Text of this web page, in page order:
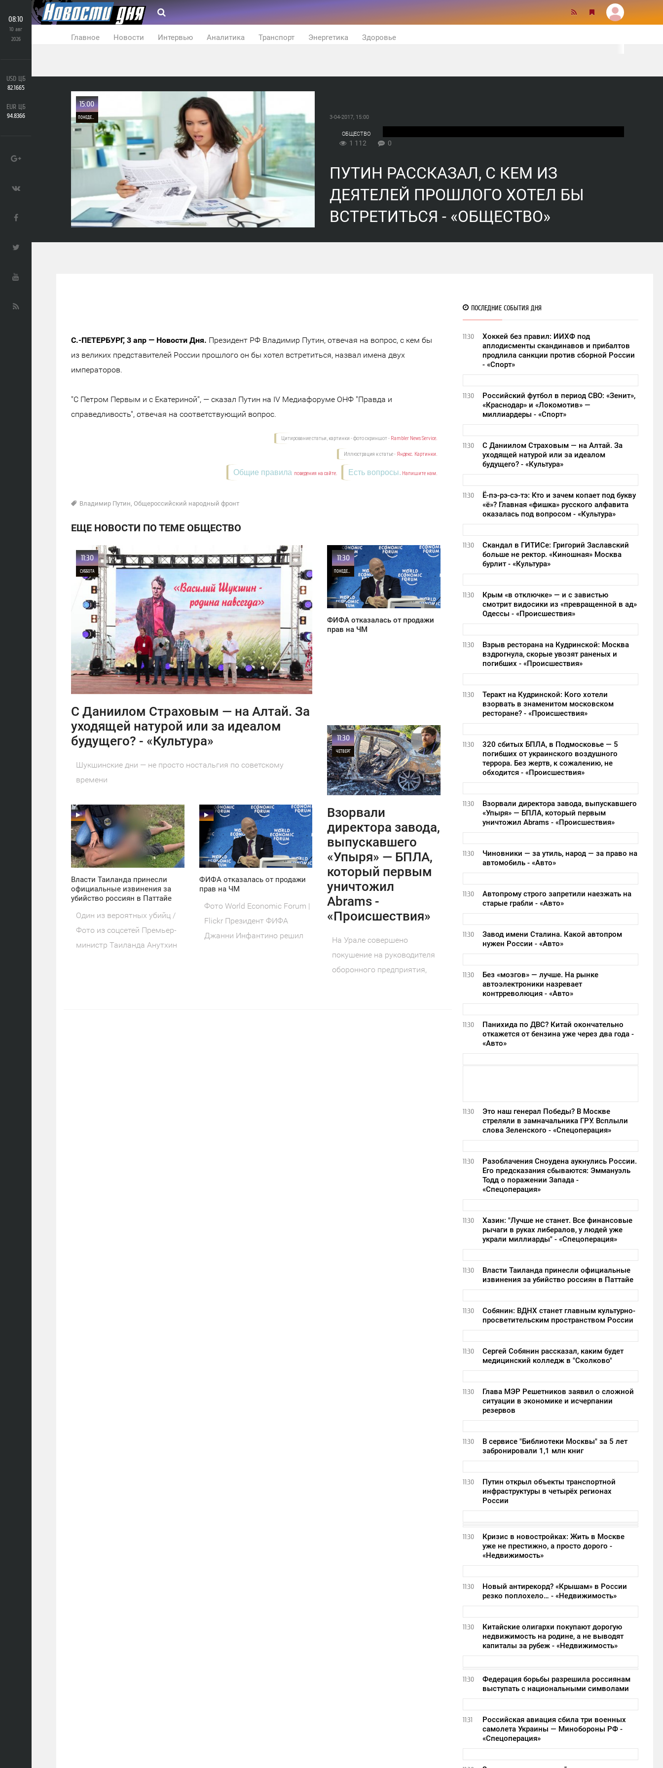
Главное Новости Интервью Аналитика Транспорт Энергетика Здоровье
08:10
10 авг
2026
USD ЦБ
82.1665
EUR ЦБ
94.8366
15:00
ПОНЕДЕЛЬНИК
1 112
3-04-2017, 15:00
ОБЩЕСТВО
1 112 0
ПУТИН РАССКАЗАЛ, С КЕМ ИЗ
ДЕЯТЕЛЕЙ ПРОШЛОГО ХОТЕЛ БЫ
ВСТРЕТИТЬСЯ - «ОБЩЕСТВО»
С.-ПЕТЕРБУРГ, 3 апр — Новости Дня. Президент РФ Владимир Путин, отвечая на вопрос, с кем бы
из великих представителей России прошлого он бы хотел встретиться, назвал имена двух
императоров.
"С Петром Первым и с Екатериной", — сказал Путин на IV Медиафоруме ОНФ "Правда и
справедливость", отвечая на соответствующий вопрос.
Цитирование статьи, картинки - фото скриншот - Rambler News Service.
Иллюстрация к статье - Яндекс. Картинки.
Есть вопросы. Напишите нам.
Общие правила поведения на сайте.
Владимир Путин, Общероссийский народный фронт
ЕЩЕ НОВОСТИ ПО ТЕМЕ ОБЩЕСТВО
11:30
СУББОТА
С Даниилом Страховым — на Алтай. За
уходящей натурой или за идеалом
будущего? - «Культура»
Шукшинские дни — не просто ностальгия по советскому
времени
Власти Таиланда принесли
официальные извинения за
убийство россиян в Паттайе
Один из вероятных убийц /
Фото из соцсетей Премьер-
министр Таиланда Анутхин
11:30
ФИФА отказалась от продажи
прав на ЧМ
Фото World Economic Forum |
Flickr Президент ФИФА
Джанни Инфантино решил
11:30
ПОНЕДЕЛЬНИК
42
ФИФА отказалась от продажи
прав на ЧМ
11:30
ЧЕТВЕРГ
0
22
Взорвали
директора завода,
выпускавшего
«Упыря» — БПЛА,
который первым
уничтожил
Abrams -
«Происшествия»
На Урале совершено
покушение на руководителя
оборонного предприятия,
ПОСЛЕДНИЕ СОБЫТИЯ ДНЯ
11:30
Хоккей без правил: ИИХФ под
аплодисменты скандинавов и прибалтов
продлила санкции против сборной России
- «Спорт»
11:30
Российский футбол в период СВО: «Зенит»,
«Краснодар» и «Локомотив» —
миллиардеры - «Спорт»
11:30
С Даниилом Страховым — на Алтай. За
уходящей натурой или за идеалом
будущего? - «Культура»
11:30
Ё-пэ-рэ-сэ-тэ: Кто и зачем копает под букву
«ё»? Главная «фишка» русского алфавита
оказалась под вопросом - «Культура»
11:30
Скандал в ГИТИСе: Григорий Заславский
больше не ректор. «Киношная» Москва
бурлит - «Культура»
11:30
Крым «в отключке» — и с завистью
смотрит видосики из «превращенной в ад»
Одессы - «Происшествия»
11:30
Взрыв ресторана на Кудринской: Москва
вздрогнула, скорые увозят раненых и
погибших - «Происшествия»
11:30
Теракт на Кудринской: Кого хотели
взорвать в знаменитом московском
ресторане? - «Происшествия»
11:30
320 сбитых БПЛА, в Подмосковье — 5
погибших от украинского воздушного
террора. Без жертв, к сожалению, не
обходится - «Происшествия»
11:30
Взорвали директора завода, выпускавшего
«Упыря» — БПЛА, который первым
уничтожил Abrams - «Происшествия»
11:30
Чиновники — за утиль, народ — за право на
автомобиль - «Авто»
11:30
Автопрому строго запретили наезжать на
старые грабли - «Авто»
11:30
Завод имени Сталина. Какой автопром
нужен России - «Авто»
11:30
Без «мозгов» — лучше. На рынке
автоэлектроники назревает
контрреволюция - «Авто»
11:30
Панихида по ДВС? Китай окончательно
откажется от бензина уже через два года -
«Авто»
11:30
Это наш генерал Победы? В Москве
стреляли в замначальника ГРУ. Всплыли
слова Зеленского - «Спецоперация»
11:30
Разоблачения Сноудена аукнулись России.
Его предсказания сбываются: Эммануэль
Тодд о поражении Запада -
«Спецоперация»
11:30
Хазин: "Лучше не станет. Все финансовые
рычаги в руках либералов, у людей уже
украли миллиарды" - «Спецоперация»
11:30
Власти Таиланда принесли официальные
извинения за убийство россиян в Паттайе
11:30
Собянин: ВДНХ станет главным культурно-
просветительским пространством России
11:30
Сергей Собянин рассказал, каким будет
медицинский колледж в "Сколково"
11:30
Глава МЭР Решетников заявил о сложной
ситуации в экономике и исчерпании
резервов
11:30
В сервисе "Библиотеки Москвы" за 5 лет
забронировали 1,1 млн книг
11:30
Путин открыл объекты транспортной
инфраструктуры в четырёх регионах
России
11:30
Кризис в новостройках: Жить в Москве
уже не престижно, а просто дорого -
«Недвижимость»
11:30
Новый антирекорд? «Крышам» в России
резко поплохело… - «Недвижимость»
11:30
Китайские олигархи покупают дорогую
недвижимость на родине, а не выводят
капиталы за рубеж - «Недвижимость»
11:30
Федерация борьбы разрешила россиянам
выступать с национальными символами
11:31
Российская авиация сбила три военных
самолета Украины — Минобороны РФ -
«Спецоперация»